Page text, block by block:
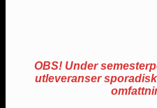
OBS! Under
utleveranser